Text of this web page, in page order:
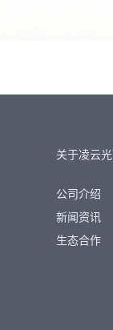
关于凌云光
公司介绍
新闻资讯
生态合作